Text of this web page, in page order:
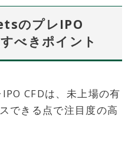
のプレIPO
べきポイント
CFDは、未上場の有
できる点で注目度の高